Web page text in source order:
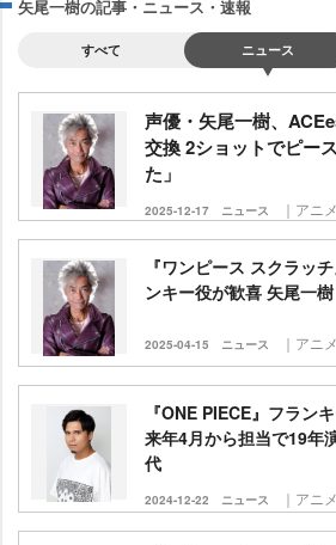
矢尾一樹の記事・ニュース・速報
すべて ニュース
声優・矢尾一樹、
交換 2ショットでピー
た」
2025-12-17 ニュース ｜アニ
『ワンピース スクラッ
ンキー役が歓喜 矢尾一
2025-04-15 ニュース ｜アニ
『ONE PIECE』フラン
来年4月から担当で19年
代
2024-12-22 ニュース ｜アニ